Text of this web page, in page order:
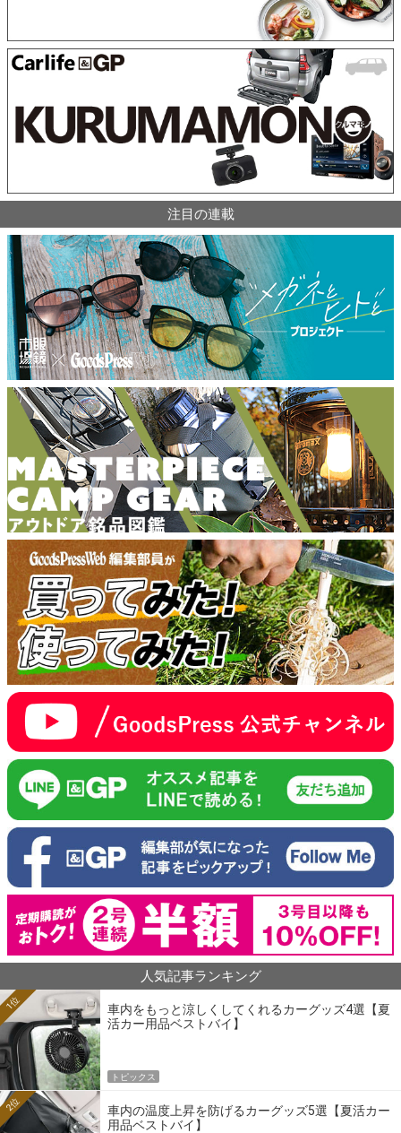
注目の連載
人気記事ランキング
車内をもっと涼しくしてくれるカーグッズ4選【夏
活カー用品ベストバイ】
1位
トピックス
車内の温度上昇を防げるカーグッズ5選【夏活カー
用品ベストバイ】
2位